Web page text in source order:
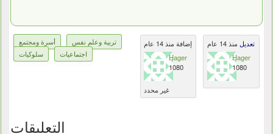
تربية وعلم نفس
أسرة ومجتمع
اجتماعيات
سلوكيات
إضافة منذ 14 عام
Hager
1080
غير محدد
تعديل منذ 14 عام
Hager
1080
التعليقات